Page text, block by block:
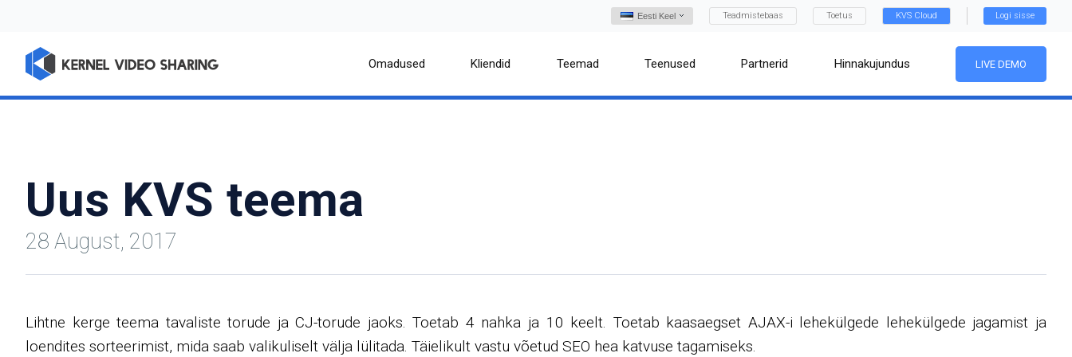
Eesti Keel Teadmistebaas Toetus KVS Cloud Logi sisse
Omadused Kliendid Teemad Teenused Partnerid Hinnakujundus LIVE DEMO
Uus KVS teema
28 August, 2017
Lihtne kerge teema tavaliste torude ja CJ-torude jaoks. Toetab 4 nahka ja 10 keelt. Toetab kaasaegset AJAX-i lehekülgede lehekülgede jagamist ja
loendites sorteerimist, mida saab valikuliselt välja lülitada. Täielikult vastu võetud SEO hea katvuse tagamiseks.